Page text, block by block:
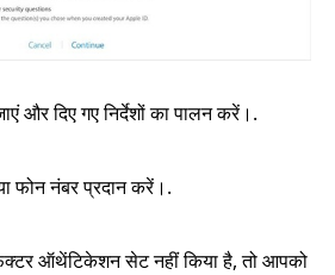
और दिए गए निर्देशों का पालन करें।.
फोन नंबर प्रदान करें।.
ऑथेंटिकेशन सेट नहीं किया है, तो आपको